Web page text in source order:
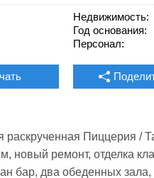
Недвижимость:
Год основания:
Персонал:
раскрученная Пиццерия /
новый ремонт, отделка
бар, два обеденных